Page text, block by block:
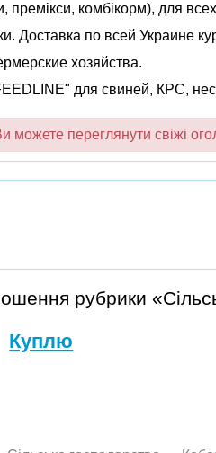
комбікорм), для
Доставка по всей Украине
хозяйства.
для свиней, КРС,
переглянути свіжі
рубрики
Куплю